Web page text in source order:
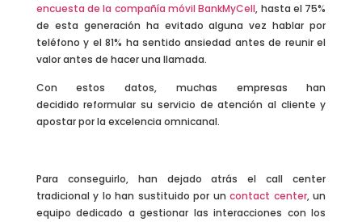
encuesta de la compañía móvil BankMyCell, hasta el 75%
de esta generación ha evitado alguna vez hablar por
teléfono y el 81% ha sentido ansiedad antes de reunir el
valor antes de hacer una llamada.
Con estos datos, muchas empresas han
decidido reformular su servicio de atención al cliente y
apostar por la excelencia omnicanal.
Para conseguirlo, han dejado atrás el call center
tradicional y lo han sustituido por uncontact center, un
equipo dedicado a gestionar las interacciones con los